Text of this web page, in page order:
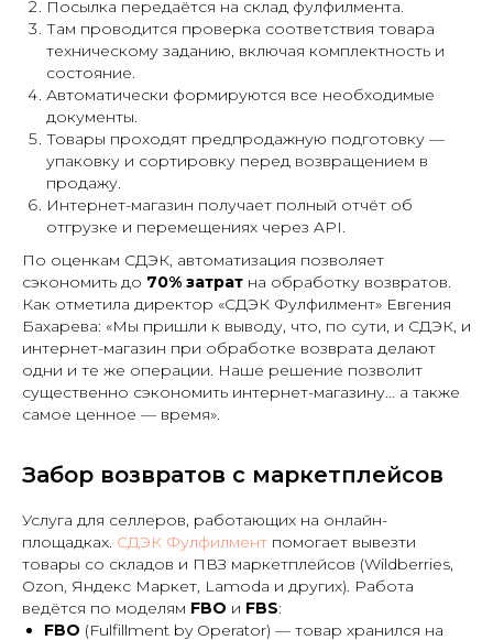
Посылка передаётся на склад фулфилмента.
Там проводится проверка соответствия товара
техническому заданию, включая комплектность и
состояние.
Автоматически формируются все необходимые
документы.
Товары проходят предпродажную подготовку —
упаковку и сортировку перед возвращением в
продажу.
Интернет-магазин получает полный отчёт об
отгрузке и перемещениях через API.
По оценкам СДЭК, автоматизация позволяет
сэкономить до 70% затрат на обработку возвратов.
Как отметила директор «СДЭК Фулфилмент» Евгения
Бахарева: «Мы пришли к выводу, что, по сути, и СДЭК, и
интернет-магазин при обработке возврата делают
одни и те же операции. Наше решение позволит
существенно сэкономить интернет-магазину… а также
самое ценное — время».
Забор возвратов с маркетплейсов
Услуга для селлеров, работающих на онлайн-
площадках. СДЭК Фулфилмент помогает вывезти
товары со складов и ПВЗ маркетплейсов (Wildberries,
Ozon, Яндекс Маркет, Lamoda и других). Работа
ведётся по моделям FBO и FBS:
FBO (Fulfillment by Operator) — товар хранился на